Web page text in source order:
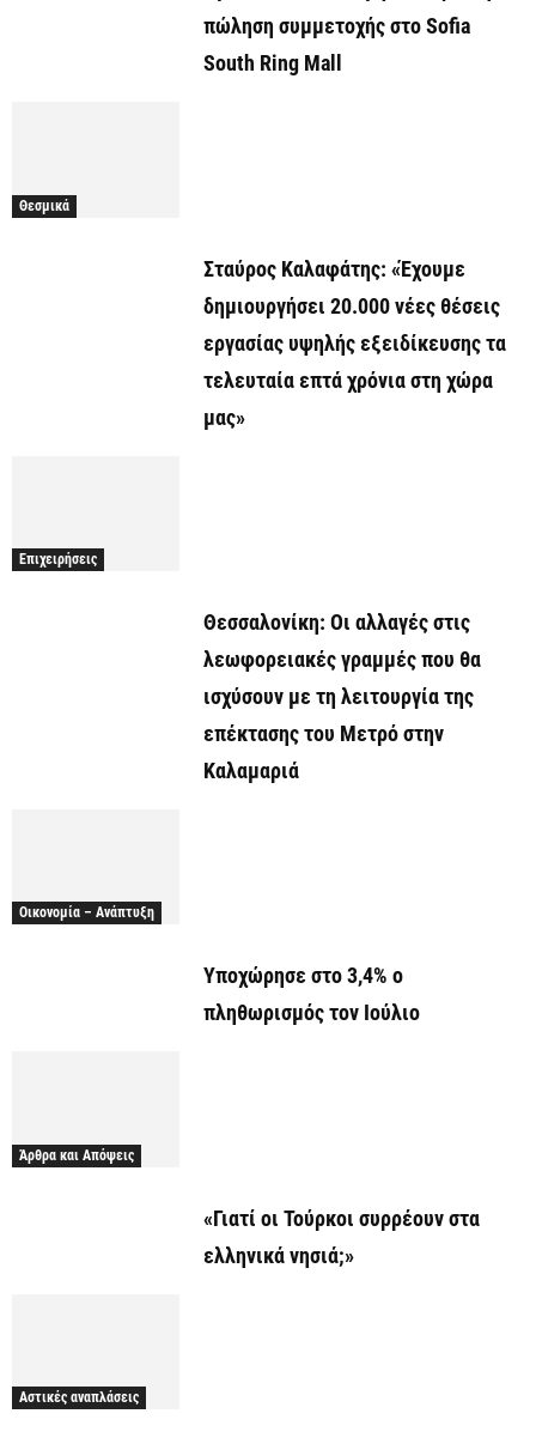
πώληση συμμετοχής στο Sofia
South Ring Mall
Θεσμικά
Σταύρος Καλαφάτης: «Έχουμε
δημιουργήσει 20.000 νέες θέσεις
εργασίας υψηλής εξειδίκευσης τα
τελευταία επτά χρόνια στη χώρα
μας»
Επιχειρήσεις
Θεσσαλονίκη: Οι αλλαγές στις
λεωφορειακές γραμμές που θα
ισχύσουν με τη λειτουργία της
επέκτασης του Μετρό στην
Καλαμαριά
Οικονομία – Ανάπτυξη
Υποχώρησε στο 3,4% ο
πληθωρισμός τον Ιούλιο
Άρθρα και Απόψεις
«Γιατί οι Τούρκοι συρρέουν στα
ελληνικά νησιά;»
Αστικές αναπλάσεις